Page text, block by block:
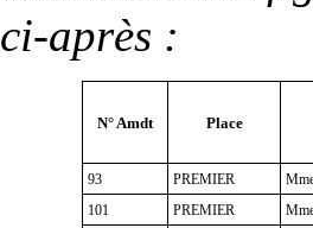
ci-après :
N° Amdt Place
93 PREMIER
101
PREMIER